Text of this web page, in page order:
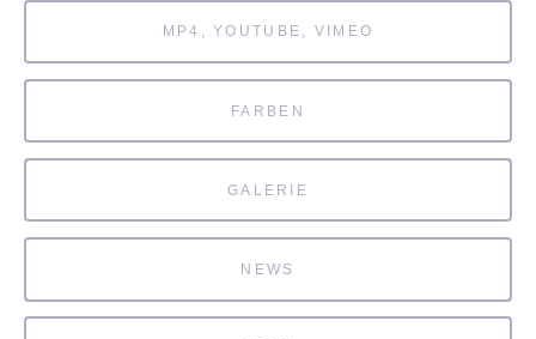
MP4, YOUTUBE, VIMEO
FARBEN
GALERIE
NEWS